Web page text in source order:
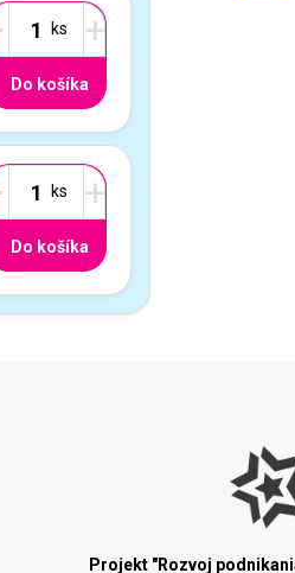
+
Do košíka
+
Do košíka
Projekt "Rozvoj